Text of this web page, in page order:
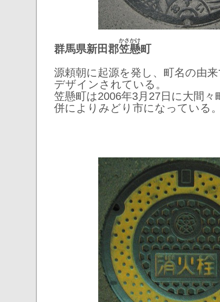
群馬県新田郡笠懸
かさかけ
町
源頼朝に起源を発し、町名の由
デザインされている。
笠懸町は2006年3月27日に大間々
併によりみどり市になっている